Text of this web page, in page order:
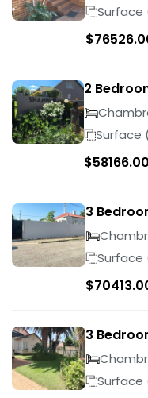
Surface
$
2
Bassonia
Surface
$58166.00
3
Surface
$
3
Surface